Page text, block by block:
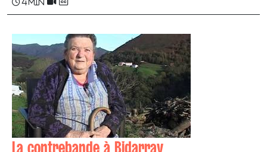
4 min
La contrebande à Bidarray